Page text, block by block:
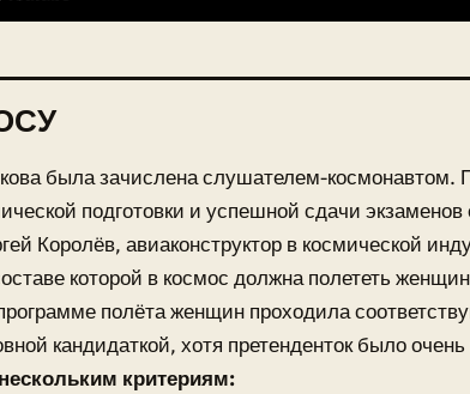
была зачислена слушателем-космонавтом.
подготовки и успешной сдачи экзаменов
Королёв, авиаконструктор в космической
которой в космос должна полететь
полёта женщин проходила
кандидаткой, хотя претенденток было
критериям: